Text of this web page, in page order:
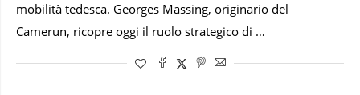
mobilità tedesca. Georges Massing, originario del
Camerun, ricopre oggi il ruolo strategico di …